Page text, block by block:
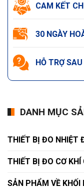
CAM KẾT
30 NGÀY
HỖ TRỢ
DANH MỤC
THIẾT BỊ ĐO NHIỆT
THIẾT BỊ ĐO CƠ KHÍ
SẢN PHẨM VỀ KHỐI